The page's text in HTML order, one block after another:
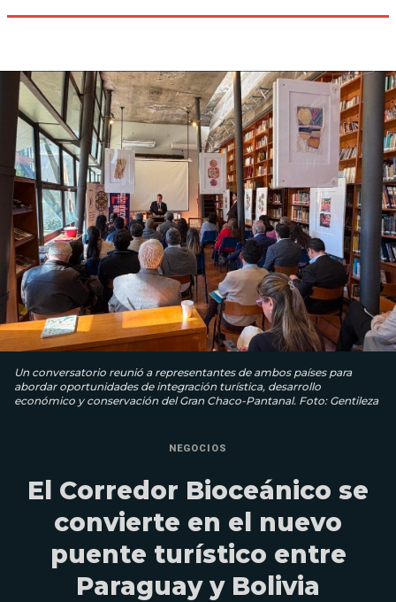
Un conversatorio reunió a representantes de ambos países para
abordar oportunidades de integración turística, desarrollo
económico y conservación del Gran Chaco-Pantanal. Foto: Gentileza
NEGOCIOS
El Corredor Bioceánico se
convierte en el nuevo
puente turístico entre
Paraguay y Bolivia